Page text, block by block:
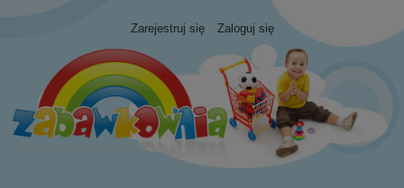
Zarejestruj się Zaloguj się